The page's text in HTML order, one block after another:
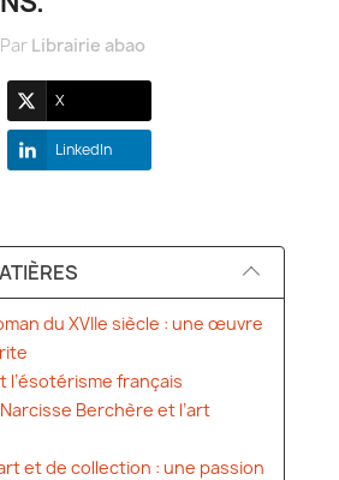
Par Librairie abao
X
LinkedIn
du XVIIe siècle : une œuvre
l’ésotérisme français
Narcisse Berchère et l’art
et de collection : une passion